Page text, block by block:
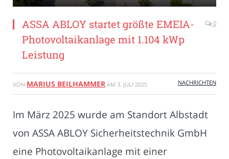
ASSA ABLOY startet größte EMEIA-
Photovoltaikanlage mit 1.104 kWp
Leistung
0
VON MARIUS BEILHAMMER AM 3. JULI 2025 NACHRICHTEN
Im März 2025 wurde am Standort Albstadt
von ASSA ABLOY Sicherheitstechnik GmbH
eine Photovoltaikanlage mit einer